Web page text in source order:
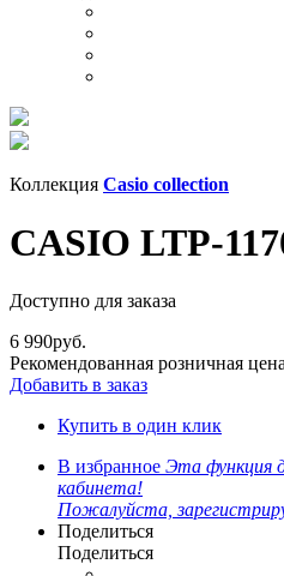
Коллекция Casio collection
CASIO LTP-
Доступно для заказа
6 990руб.
Рекомендованная розничная
Добавить в заказ
Купить в один клик
В избранное Эта функция
кабинета!
Пожалуйста,
Поделиться
Поделиться